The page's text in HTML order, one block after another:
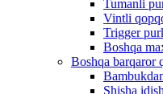
Tumanli
Vintli
Trigger
Boshqa
Boshqa barqaror
Shisha